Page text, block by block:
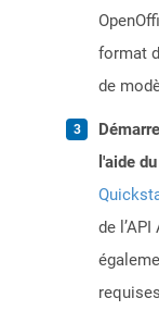
format
de
l'aide
de